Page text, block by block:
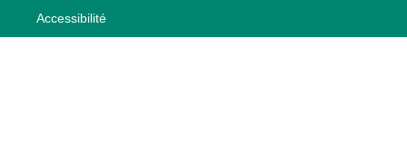
Accessibilité